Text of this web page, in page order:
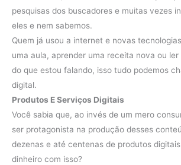
pesquisas dos buscadores e muitas vezes
eles e nem sabemos.
Quem já usou a internet e novas
uma aula, aprender uma receita nova ou
do que estou falando, isso tudo podemos
digital.
Produtos E Serviços Digitais
Você sabia que, ao invés de um mero
ser protagonista na produção desses
dezenas e até centenas de produtos
dinheiro com isso?